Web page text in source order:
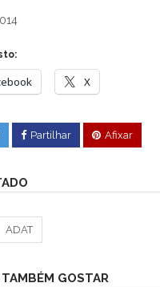
X
Partilhar Afixar
ADAT
TAMBÉM GOSTAR